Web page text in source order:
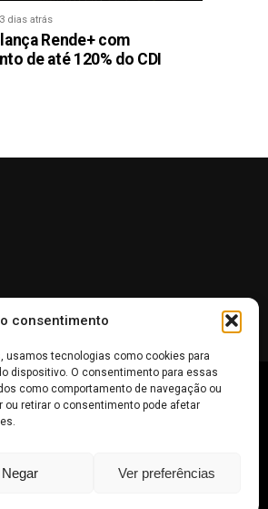
consentimento
usamos tecnologias como cookies para
dispositivo. O consentimento para essas
como comportamento de navegação ou
ou retirar o consentimento pode afetar
Negar Ver preferências
3 dias atrás
Rende+ com
de até 120% do CDI
como recomendações de